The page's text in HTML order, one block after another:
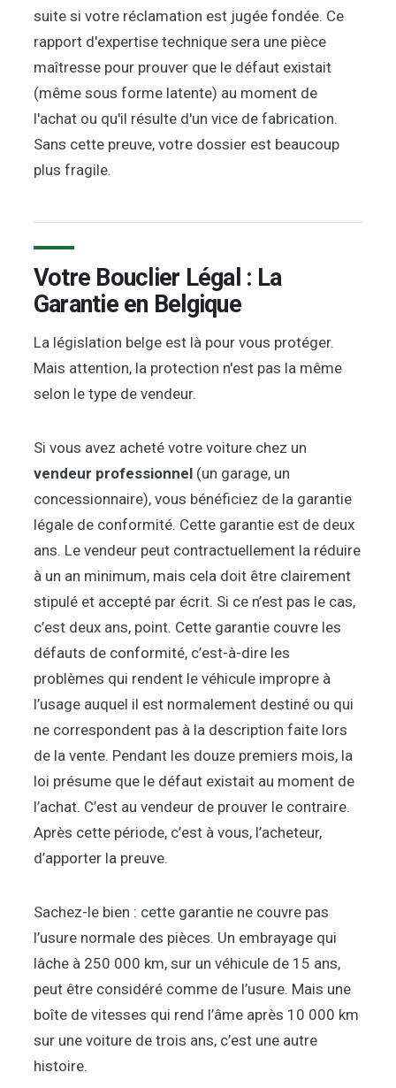
suite si votre réclamation est jugée fondée. Ce
rapport d'expertise technique sera une pièce
maîtresse pour prouver que le défaut existait
(même sous forme latente) au moment de
l'achat ou qu'il résulte d'un vice de fabrication.
Sans cette preuve, votre dossier est beaucoup
plus fragile.
Votre Bouclier Légal : La
Garantie en Belgique
La législation belge est là pour vous protéger.
Mais attention, la protection n'est pas la même
selon le type de vendeur.
Si vous avez acheté votre voiture chez un
vendeur professionnel (un garage, un
concessionnaire), vous bénéficiez de la garantie
légale de conformité. Cette garantie est de deux
ans. Le vendeur peut contractuellement la réduire
à un an minimum, mais cela doit être clairement
stipulé et accepté par écrit. Si ce n’est pas le cas,
c’est deux ans, point. Cette garantie couvre les
défauts de conformité, c’est-à-dire les
problèmes qui rendent le véhicule impropre à
l’usage auquel il est normalement destiné ou qui
ne correspondent pas à la description faite lors
de la vente. Pendant les douze premiers mois, la
loi présume que le défaut existait au moment de
l’achat. C’est au vendeur de prouver le contraire.
Après cette période, c’est à vous, l’acheteur,
d’apporter la preuve.
Sachez-le bien : cette garantie ne couvre pas
l’usure normale des pièces. Un embrayage qui
lâche à 250 000 km, sur un véhicule de 15 ans,
peut être considéré comme de l’usure. Mais une
boîte de vitesses qui rend l’âme après 10 000 km
sur une voiture de trois ans, c’est une autre
histoire.